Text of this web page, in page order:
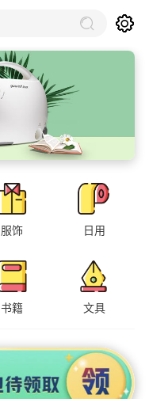
服饰 日用
书籍 文具